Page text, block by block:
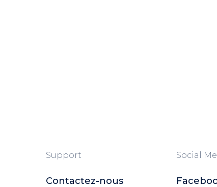
Support
Contactez-nous
Social